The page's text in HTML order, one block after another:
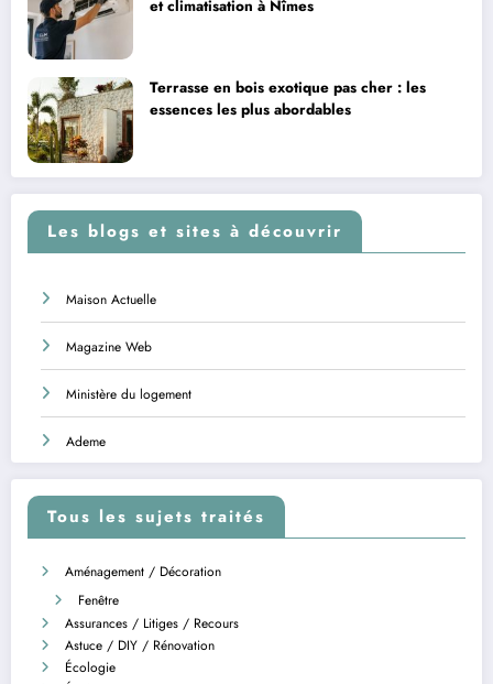
et climatisation à Nîmes
Terrasse en bois exotique pas cher : les
essences les plus abordables
Les blogs et sites à découvrir
Maison Actuelle
Magazine Web
Ministère du logement
Ademe
Tous les sujets traités
Aménagement / Décoration
Fenêtre
Assurances / Litiges / Recours
Astuce / DIY / Rénovation
Écologie